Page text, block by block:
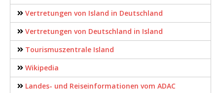
Vertretungen von Island in Deutschland
Vertretungen von Deutschland in Island
Tourismuszentrale Island
Wikipedia
Landes- und Reiseinformationen vom ADAC